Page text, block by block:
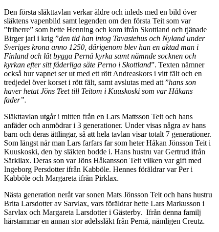
Den första släkttavlan verkar äldre och inleds med en bild över
släktens vapenbild samt legenden om den första Teit som var
”friherre” som hette Henning och kom ifrån Skottland och tjänade
Birger jarl i krig ”den tid han intog Tavastehus och Nyland under
Sveriges krona anno 1250, därigenom blev han en aktad man i
Finland och lät bygga Pernå kyrka samt nämnde socknen och
kyrkan efter sitt fäderliga säte Perno i Skottland”. Texten nämner
också hur vapnet ser ut med ett rött Andreaskors i vitt fält och en
tredjedel över korset i rött fält, samt avslutas med att ”hans son
haver hetat Jöns Teet till Teitom i Kuuskoski som var Håkans
fader”.
Släkttavlan utgår i mitten från en Lars Mattsson Teit och hans
anfäder och anmödrar i 3 generationer. Under visas några av hans
barn och deras ättlingar, så att hela tavlan visar totalt 7 generationer.
Som längst når man Lars farfars far som heter Håkan Jönsson Teit i
Kuuskoski, den by släkten bodde i. Hans hustru var Gertrud ifrån
Särkilax. Deras son var Jöns Håkansson Teit vilken var gift med
Ingeborg Persdotter ifrån Kabböle. Hennes föräldrar var Per i
Kabböle och Margareta ifrån Pirklax.
Nästa generation neråt var sonen Mats Jönsson Teit och hans hustru
Brita Larsdotter av Sarvlax, vars föräldrar hette Lars Markusson i
Sarvlax och Margareta Larsdotter i Gästerby. Ifrån denna familj
härstammar en annan stor adelssläkt från Pernå, nämligen Creutz.